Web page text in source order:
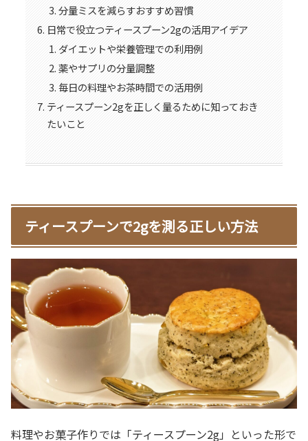
分量ミスを減らすおすすめ習慣
日常で役立つティースプーン2gの活用アイデア
ダイエットや栄養管理での利用例
薬やサプリの分量調整
毎日の料理やお茶時間での活用例
ティースプーン2gを正しく量るために知っておき
たいこと
ティースプーンで2gを測る正しい方法
料理やお菓子作りでは「ティースプーン2g」といった形で